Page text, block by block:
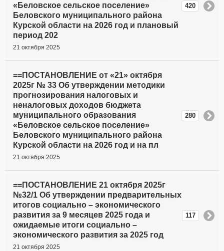
«Беловское сельское поселение»
Беловского муниципального района
Курской области на 2026 год и плановый
период 202
21 октября 2025
420
==ПОСТАНОВЛЕНИЕ от «21» октября
2025г № 33 Об утверждении методики
прогнозирования налоговых и
неналоговых доходов бюджета
муниципального образования
«Беловское сельское поселение»
Беловского муниципального района
Курской области на 2026 год и на пл
21 октября 2025
280
==ПОСТАНОВЛЕНИЕ 21 октября 2025г
№32/1 Об утверждении предварительных
итогов социально – экономического
развития за 9 месяцев 2025 года и
ожидаемые итоги социально –
экономического развития за 2025 год
21 октября 2025
117